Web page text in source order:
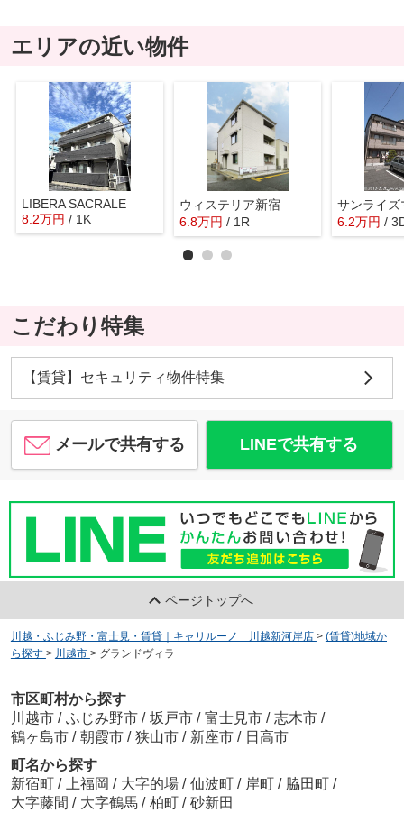
エリアの近い物件
LIBERA SACRALE
8.2万円 / 1K
ウィステリア新宿
6.8万円 / 1R
サンライズ
6.2万円 /
こだわり特集
【賃貸】セキュリティ物件特集
メールで共有する LINEで共有する
ページトップへ
川越・ふじみ野・富士見・賃貸｜キャリルーノ 川越新河岸店 > (賃貸)地域か
ら探す > 川越市 > グランドヴィラ
市区町村から探す
川越市 / ふじみ野市 / 坂戸市 / 富士見市 / 志木市 /
鶴ヶ島市 / 朝霞市 / 狭山市 / 新座市 / 日高市
町名から探す
新宿町 / 上福岡 / 大字的場 / 仙波町 / 岸町 / 脇田町 /
大字藤間 / 大字鶴馬 / 柏町 / 砂新田